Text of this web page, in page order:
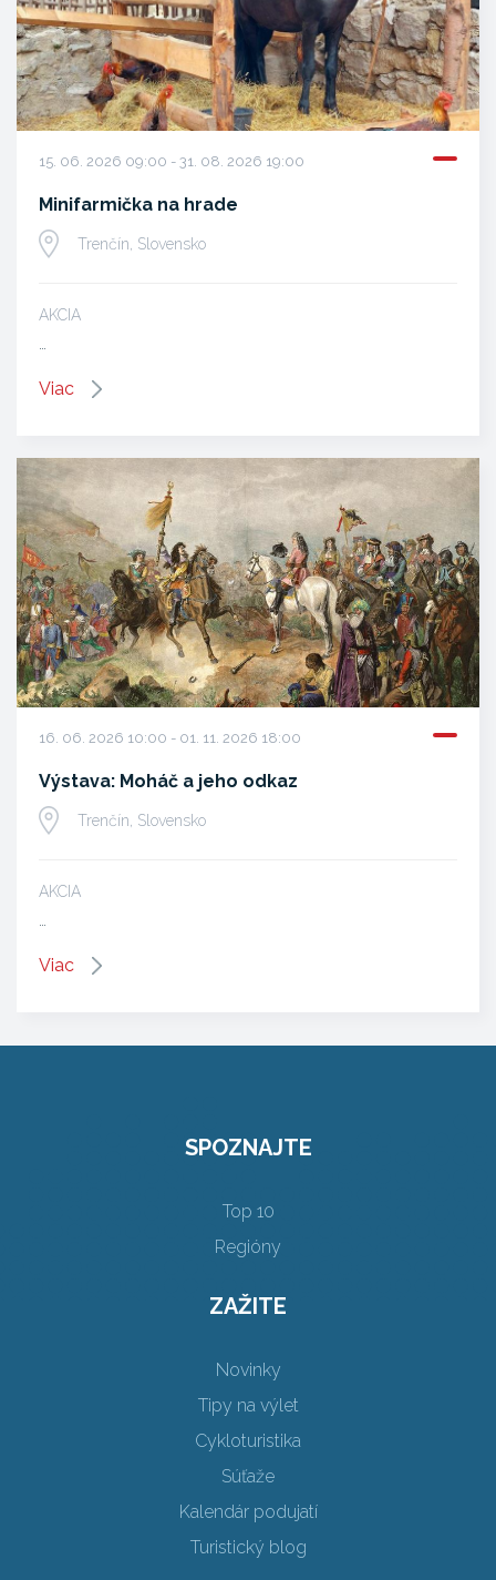
15. 06. 2026 09:00 - 31. 08. 2026 19:00
Minifarmička na hrade
Trenčín, Slovensko
AKCIA
Viac
16. 06. 2026 10:00 - 01. 11. 2026 18:00
Výstava: Moháč a jeho odkaz
Trenčín, Slovensko
AKCIA
Viac
SPOZNAJTE
Top 10
Regióny
ZAŽITE
Novinky
Tipy na výlet
Cykloturistika
Súťaže
Kalendár podujatí
Turistický blog